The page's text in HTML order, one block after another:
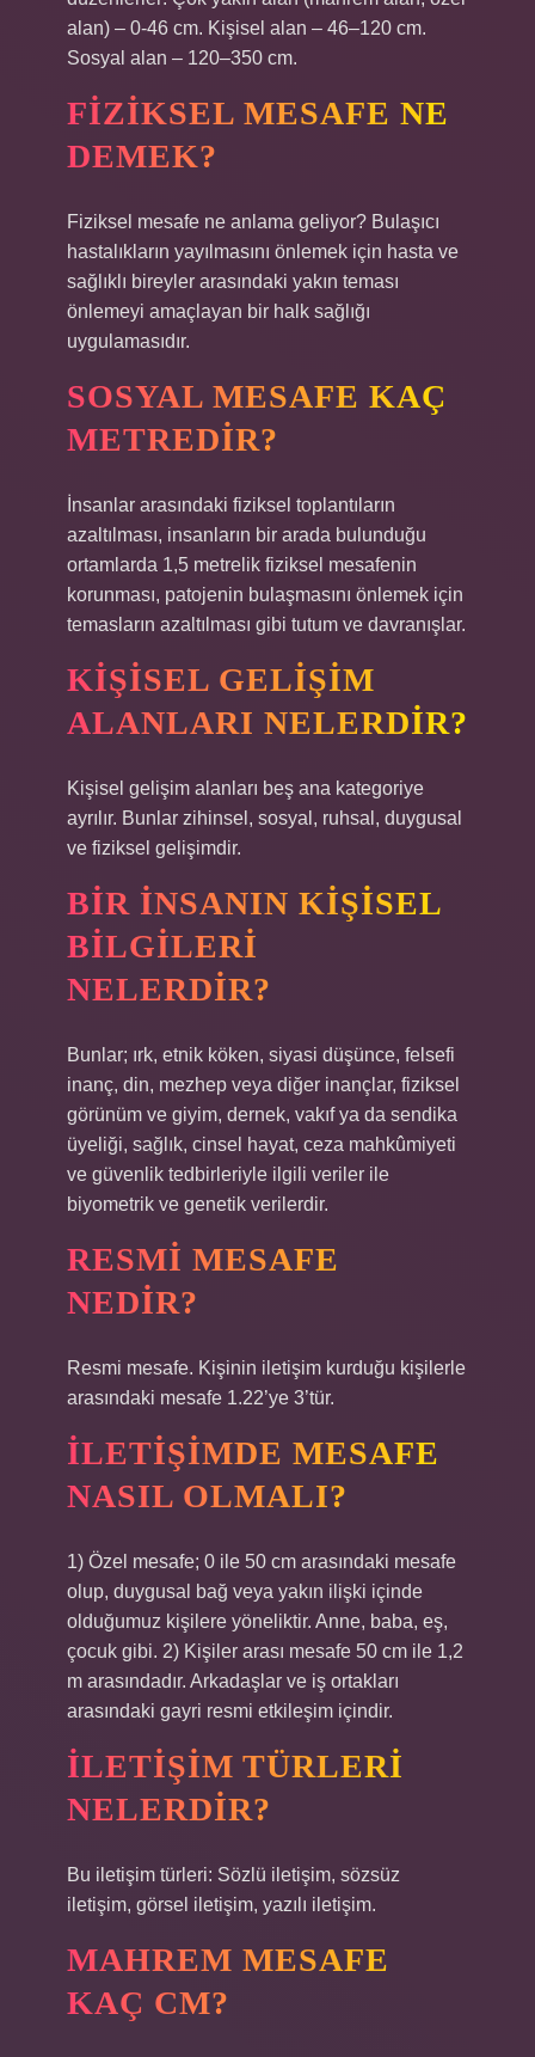
alan) – 0-46 cm. Kişisel alan – 46–120 cm.
Sosyal alan – 120–350 cm.
FIZIKSEL MESAFE NE
DEMEK?
Fiziksel mesafe ne anlama geliyor? Bulaşıcı
hastalıkların yayılmasını önlemek için hasta ve
sağlıklı bireyler arasındaki yakın teması
önlemeyi amaçlayan bir halk sağlığı
uygulamasıdır.
SOSYAL MESAFE KAÇ
METREDIR?
İnsanlar arasındaki fiziksel toplantıların
azaltılması, insanların bir arada bulunduğu
ortamlarda 1,5 metrelik fiziksel mesafenin
korunması, patojenin bulaşmasını önlemek için
temasların azaltılması gibi tutum ve davranışlar.
KIŞISEL GELIŞIM
ALANLARI NELERDIR?
Kişisel gelişim alanları beş ana kategoriye
ayrılır. Bunlar zihinsel, sosyal, ruhsal, duygusal
ve fiziksel gelişimdir.
BIR INSANIN KIŞISEL
BILGILERI
NELERDIR?
Bunlar; ırk, etnik köken, siyasi düşünce, felsefi
inanç, din, mezhep veya diğer inançlar, fiziksel
görünüm ve giyim, dernek, vakıf ya da sendika
üyeliği, sağlık, cinsel hayat, ceza mahkûmiyeti
ve güvenlik tedbirleriyle ilgili veriler ile
biyometrik ve genetik verilerdir.
RESMI MESAFE
NEDIR?
Resmi mesafe. Kişinin iletişim kurduğu kişilerle
arasındaki mesafe 1.22’ye 3’tür.
İLETIŞIMDE MESAFE
NASIL OLMALI?
1) Özel mesafe; 0 ile 50 cm arasındaki mesafe
olup, duygusal bağ veya yakın ilişki içinde
olduğumuz kişilere yöneliktir. Anne, baba, eş,
çocuk gibi. 2) Kişiler arası mesafe 50 cm ile 1,2
m arasındadır. Arkadaşlar ve iş ortakları
arasındaki gayri resmi etkileşim içindir.
İLETIŞIM TÜRLERI
NELERDIR?
Bu iletişim türleri: Sözlü iletişim, sözsüz
iletişim, görsel iletişim, yazılı iletişim.
MAHREM MESAFE
KAÇ CM?